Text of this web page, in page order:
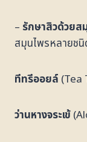
– รักษาสิวด้วยส
สมุนไพรหลายช
ทีทรีออยล์ (Tea
ว่านหางจระเข้